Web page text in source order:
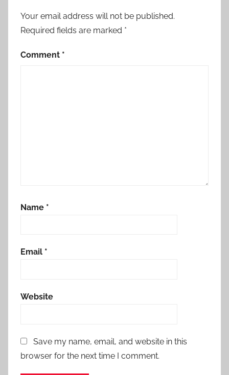
Your email address will not be published.
Required fields are marked *
Comment *
Name *
Email *
Website
Save my name, email, and website in this
browser for the next time I comment.